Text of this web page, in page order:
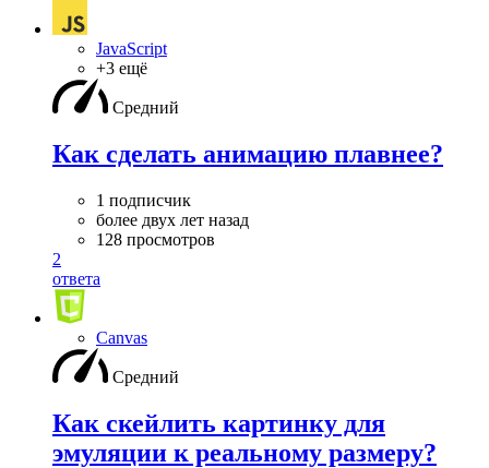
JavaScript
+3 ещё
Средний
Как сделать анимацию плавнее?
1 подписчик
более двух лет назад
128 просмотров
2
ответа
Canvas
Средний
Как скейлить картинку для
эмуляции к реальному размеру?